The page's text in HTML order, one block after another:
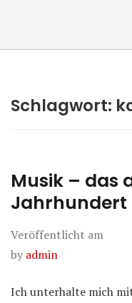
Schlagwort:
Musik – das
Jahrhundert
Veröffentlicht am
by admin
Ich unterhalte mich